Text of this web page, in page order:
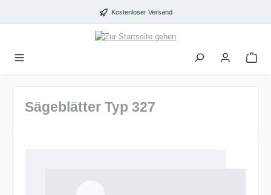
Kostenloser Versand
Sägeblätter Typ 327